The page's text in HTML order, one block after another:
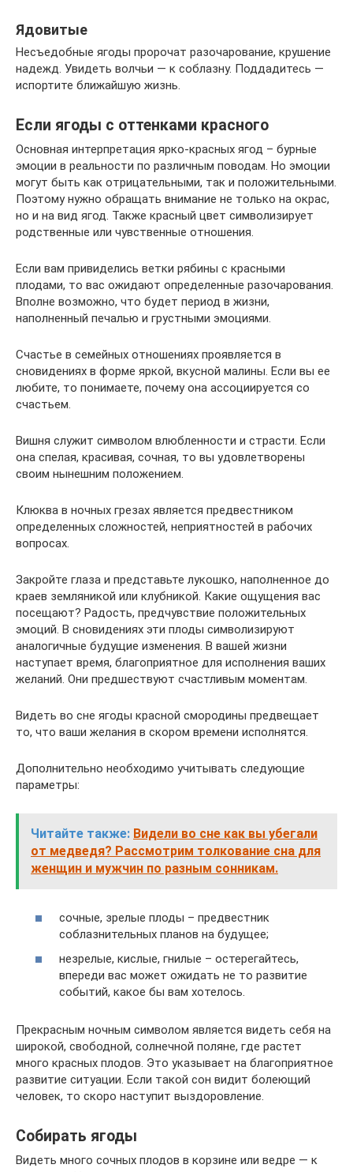
Ядовитые
Несъедобные ягоды пророчат разочарование, крушение
надежд. Увидеть волчьи — к соблазну. Поддадитесь —
испортите ближайшую жизнь.
Если ягоды с оттенками красного
Основная интерпретация ярко-красных ягод – бурные
эмоции в реальности по различным поводам. Но эмоции
могут быть как отрицательными, так и положительными.
Поэтому нужно обращать внимание не только на окрас,
но и на вид ягод. Также красный цвет символизирует
родственные или чувственные отношения.
Если вам привиделись ветки рябины с красными
плодами, то вас ожидают определенные разочарования.
Вполне возможно, что будет период в жизни,
наполненный печалью и грустными эмоциями.
Счастье в семейных отношениях проявляется в
сновидениях в форме яркой, вкусной малины. Если вы ее
любите, то понимаете, почему она ассоциируется со
счастьем.
Вишня служит символом влюбленности и страсти. Если
она спелая, красивая, сочная, то вы удовлетворены
своим нынешним положением.
Клюква в ночных грезах является предвестником
определенных сложностей, неприятностей в рабочих
вопросах.
Закройте глаза и представьте лукошко, наполненное до
краев земляникой или клубникой. Какие ощущения вас
посещают? Радость, предчувствие положительных
эмоций. В сновидениях эти плоды символизируют
аналогичные будущие изменения. В вашей жизни
наступает время, благоприятное для исполнения ваших
желаний. Они предшествуют счастливым моментам.
Видеть во сне ягоды красной смородины предвещает
то, что ваши желания в скором времени исполнятся.
Дополнительно необходимо учитывать следующие
параметры:
Читайте также: Видели во сне как вы убегали
от медведя? Рассмотрим толкование сна для
женщин и мужчин по разным сонникам.
сочные, зрелые плоды – предвестник
соблазнительных планов на будущее;
незрелые, кислые, гнилые – остерегайтесь,
впереди вас может ожидать не то развитие
событий, какое бы вам хотелось.
Прекрасным ночным символом является видеть себя на
широкой, свободной, солнечной поляне, где растет
много красных плодов. Это указывает на благоприятное
развитие ситуации. Если такой сон видит болеющий
человек, то скоро наступит выздоровление.
Собирать ягоды
Видеть много сочных плодов в корзине или ведре — к